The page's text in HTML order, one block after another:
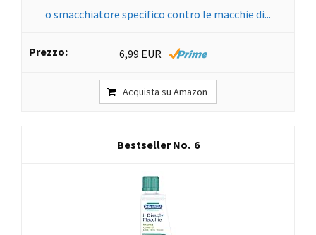
o smacchiatore specifico contro le macchie di...
6,99 EUR
Acquista su Amazon
6